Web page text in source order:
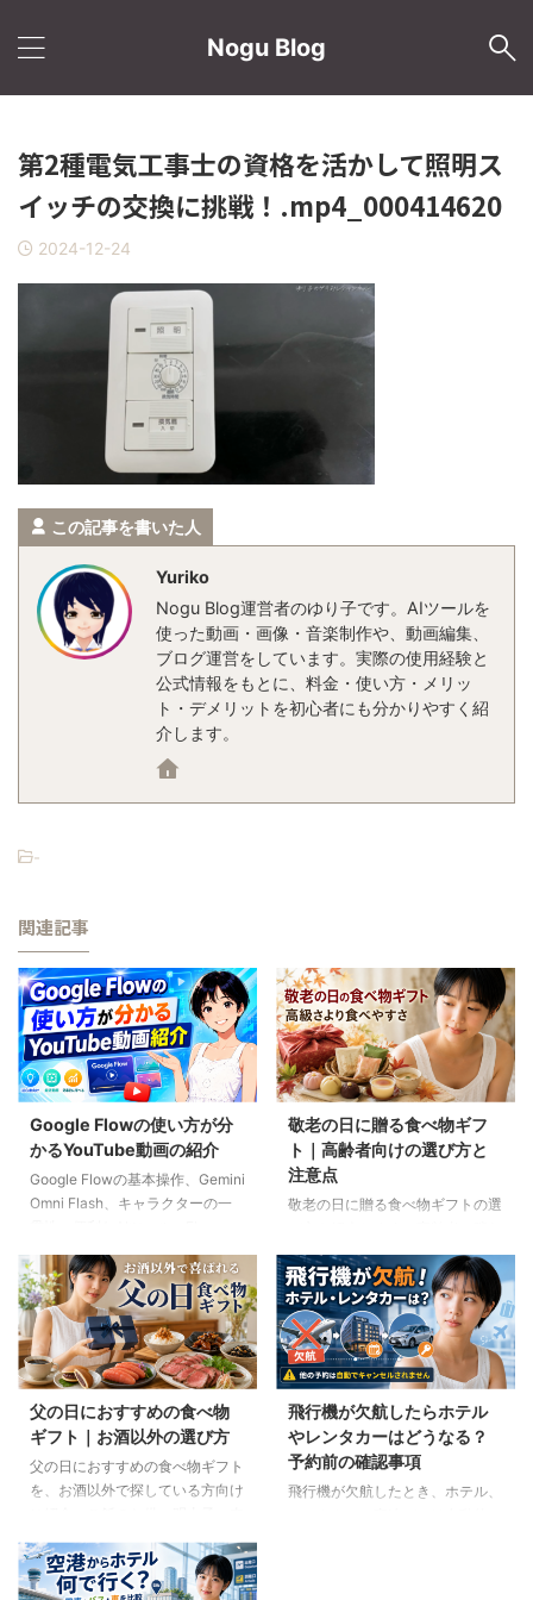
Nogu Blog
第2種電気工事士の資格を活かして照明ス
イッチの交換に挑戦！.mp4_000414620
2024-12-24
この記事を書いた人
Yuriko
Nogu Blog運営者のゆり子です。AIツールを
使った動画・画像・音楽制作や、動画編集、
ブログ運営をしています。実際の使用経験と
公式情報をもとに、料金・使い方・メリッ
ト・デメリットを初心者にも分かりやすく紹
介します。
-
関連記事
Google Flowの使い方が分
かるYouTube動画の紹介
Google Flowの基本操作、Gemini
Omni Flash、キャラクターの一
研究室の長編動画18本を、目的別
に分かりやすく紹介します。
敬老の日に贈る食べ物ギフ
ト｜高齢者向けの選び方と
注意点
敬老の日に贈る食べ物ギフトの選
力や好み、食事制限、保存方法に
配慮しながら、和菓子、スープ、
ご飯のお供、やわらか食などの候
補をわかりやすく解説します。
父の日におすすめの食べ物
ギフト｜お酒以外の選び方
父の日におすすめの食べ物ギフト
を、お酒以外で探している方向け
など、父の好みに合わせた選び方
と注意点を解説します。
飛行機が欠航したらホテル
やレンタカーはどうなる？
予約前の確認事項
飛行機が欠航したとき、ホテル、